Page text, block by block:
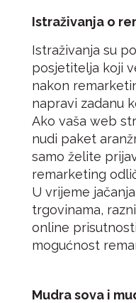
Istraživanja o
Istraživanja su
posjetitelja koji
nakon
napravi zadanu
Ako vaša web
nudi paket
samo želite
remarketing
U vrijeme
trgovinama,
online
mogućnost
Mudra sova i